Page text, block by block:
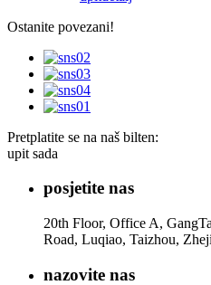
Ostanite povezani!
Pretplatite se na naš bilten:
upit sada
posjetite nas
20th Floor, Office A,
Road, Luqiao, Taizhou,
nazovite nas